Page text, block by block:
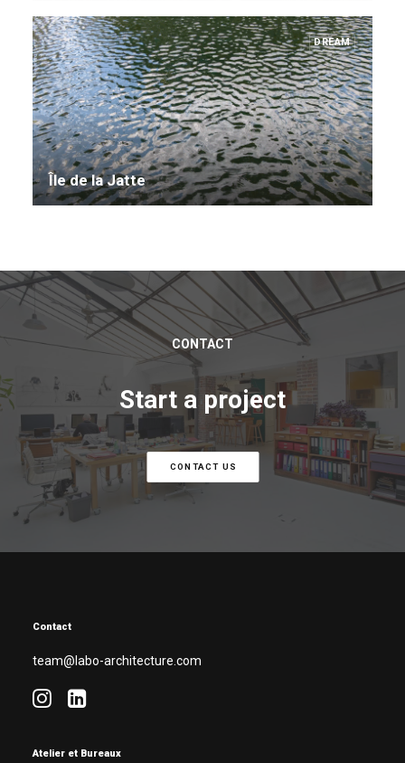
DREAM
Île de la Jatte
CONTACT
Start a project
CONTACT US
Contact
team@labo-architecture.com
Atelier et Bureaux